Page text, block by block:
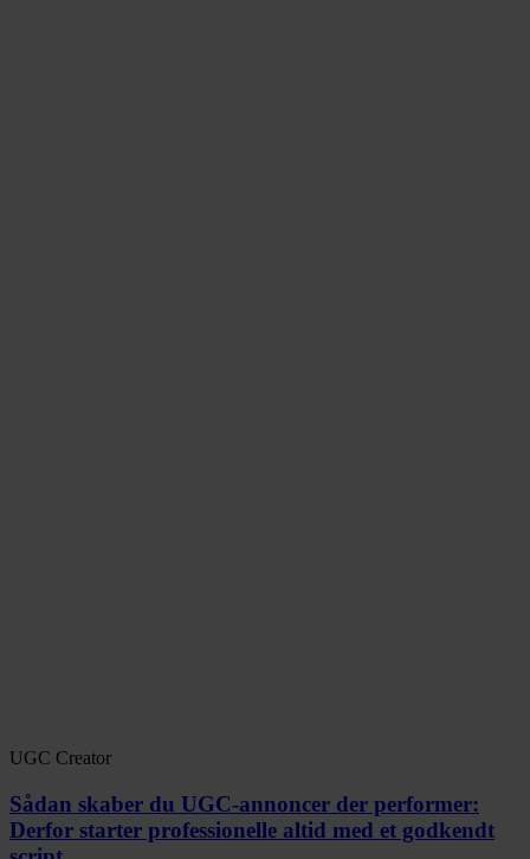
UGC Creator
Sådan skaber du UGC-annoncer der performer:
Derfor starter professionelle altid med et godkendt